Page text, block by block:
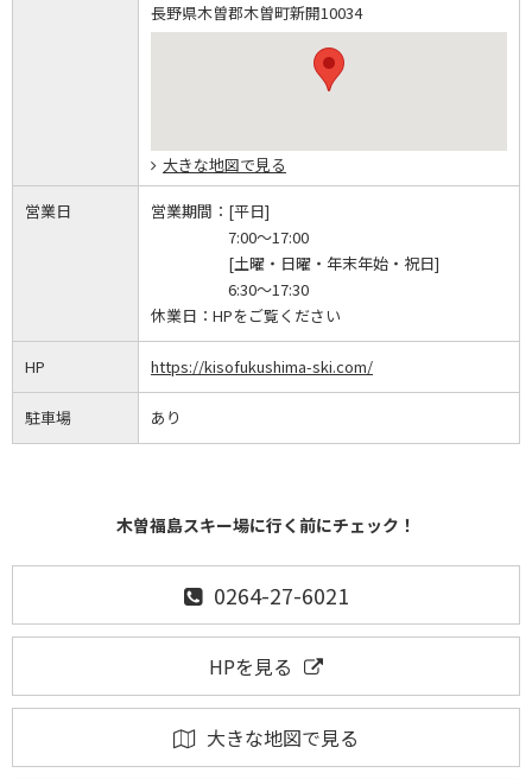
長野県木曽郡木曽町新開10034
大きな地図で見る
営業日 営業期間： [平日]
7:00～17:00
[土曜・日曜・年末年始・祝日]
6:30～17:30
休業日： HPをご覧ください
HP https://kisofukushima-ski.com/
駐車場 あり
木曽福島スキー場に行く前にチェック！
0264-27-6021
HPを見る
大きな地図で見る